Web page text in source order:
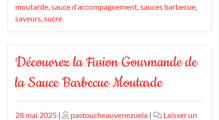
moutarde,sauce d'accompagnement,sauces barbecue,
saveurs,sucre
Découvrez la Fusion Gourmande de
la Sauce Barbecue Moutarde
Publié
28 mai 2025 | Publié
pastoucheauvenezuela |
Laisser un